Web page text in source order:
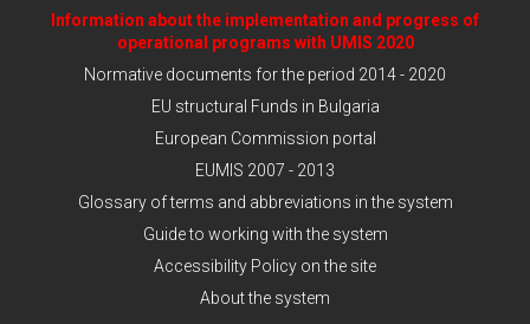
Information about the implementation and progress of
operational programs with UMIS 2020
Normative documents for the period 2014 - 2020
EU structural Funds in Bulgaria
European Commission portal
EUMIS 2007 - 2013
Glossary of terms and abbreviations in the system
Guide to working with the system
Accessibility Policy on the site
About the system